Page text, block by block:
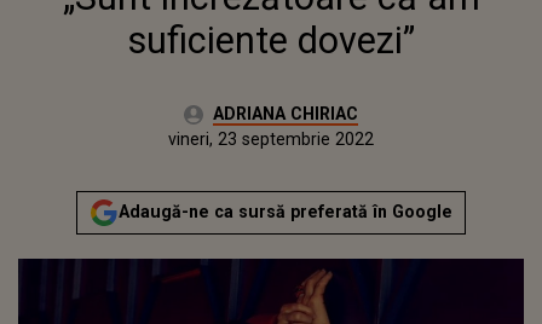
suficiente dovezi”
Autor:ADRIANA CHIRIAC
vineri, 23 septembrie 2022
Actualizat:
vineri, 23 septembrie 2022
Adaugă-ne ca sursă preferată în Google